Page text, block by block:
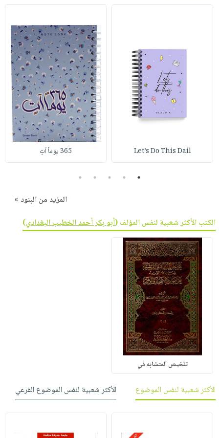
Let’s Do This Dail 365 يوماً آتٍ
1
2
3
4
5
المزيد من البنود »
الكتب الأكثر شعبية لنفس المؤلف (أبو بكر أحمد الخطيب البغدادي)
تلخيص المتشابه في
الأكثر شعبية لنفس الموضوع الأكثر شعبية لنفس الموضوع الفرعي